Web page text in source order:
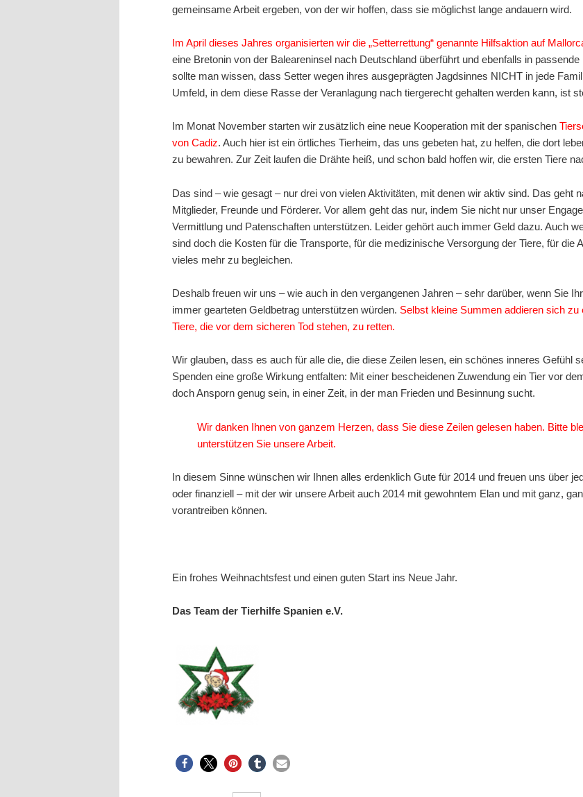
gemeinsame Arbeit ergeben, von der wir hoffen, dass sie möglichst lange andauern wird.
Im April dieses Jahres organisierten wir die „Setterrettung“ genannte Hilfsaktion auf
eine Bretonin von der Baleareninsel nach Deutschland überführt und ebenfalls in
sollte man wissen, dass Setter wegen ihres ausgeprägten Jagdsinnes NICHT in jede
Umfeld, in dem diese Rasse der Veranlagung nach tiergerecht gehalten werden kann, ist
Im Monat November starten wir zusätzlich eine neue Kooperation mit der spanischen
von Cadiz. Auch hier ist ein örtliches Tierheim, das uns gebeten hat, zu helfen, die dort
zu bewahren. Zur Zeit laufen die Drähte heiß, und schon bald hoffen wir, die ersten Tiere
Das sind – wie gesagt – nur drei von vielen Aktivitäten, mit denen wir aktiv sind. Das geht
Mitglieder, Freunde und Förderer. Vor allem geht das nur, indem Sie nicht nur unser
Vermittlung und Patenschaften unterstützen. Leider gehört auch immer Geld dazu. Auch
sind doch die Kosten für die Transporte, für die medizinische Versorgung der Tiere, für die
vieles mehr zu begleichen.
Deshalb freuen wir uns – wie auch in den vergangenen Jahren – sehr darüber, wenn Sie
immer gearteten Geldbetrag unterstützen würden. Selbst kleine Summen addieren sich
Tiere, die vor dem sicheren Tod stehen, zu retten.
Wir glauben, dass es auch für alle die, die diese Zeilen lesen, ein schönes inneres Gefühl
Spenden eine große Wirkung entfalten: Mit einer bescheidenen Zuwendung ein Tier vor
doch Ansporn genug sein, in einer Zeit, in der man Frieden und Besinnung sucht.
Wir danken Ihnen von ganzem Herzen, dass Sie diese Zeilen gelesen haben. Bitte
unterstützen Sie unsere Arbeit.
In diesem Sinne wünschen wir Ihnen alles erdenklich Gute für 2014 und freuen uns über
oder finanziell – mit der wir unsere Arbeit auch 2014 mit gewohntem Elan und mit ganz,
vorantreiben können.
Ein frohes Weihnachtsfest und einen guten Start ins Neue Jahr.
Das Team der Tierhilfe Spanien e.V.